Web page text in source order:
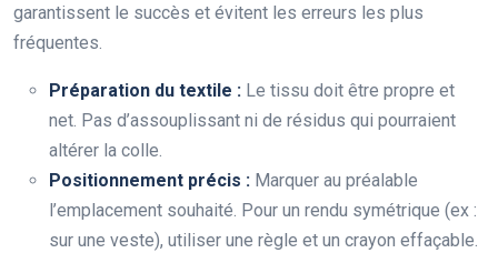
garantissent le succès et évitent les erreurs les plus
fréquentes.
Préparation du textile : Le tissu doit être propre et
net. Pas d’assouplissant ni de résidus qui pourraient
altérer la colle.
Positionnement précis : Marquer au préalable
l’emplacement souhaité. Pour un rendu symétrique (ex :
sur une veste), utiliser une règle et un crayon effaçable.